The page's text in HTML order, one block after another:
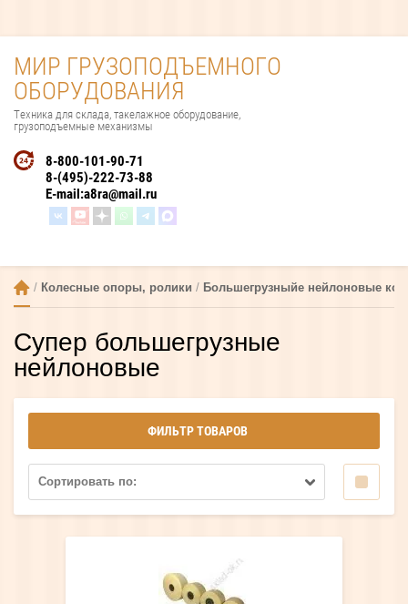
МИР ГРУЗОПОДЪЕМНОГО
ОБОРУДОВАНИЯ
Техника для склада, такелажное оборудование,
грузоподъемные механизмы
8-800-101-90-71
8-(495)-222-73-88
E-mail:a8ra@mail.ru
/ Колесные опоры, ролики / Большегрузныйе нейлоновые
Супер большегрузные
нейлоновые
ФИЛЬТР ТОВАРОВ
Сортировать по: